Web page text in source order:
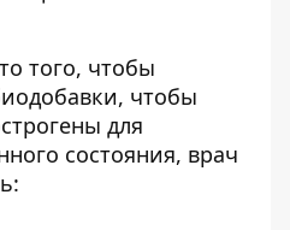
того, чтобы
чтобы
для
состояния, врач